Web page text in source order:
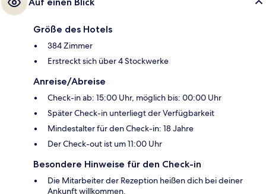
Größe des Hotels
384 Zimmer
Erstreckt sich über 4 Stockwerke
Anreise/Abreise
Check-in ab: 15:00 Uhr, möglich bis: 00:00 Uhr
Später Check-in unterliegt der Verfügbarkeit
Mindestalter für den Check-in: 18 Jahre
Der Check-out ist um 11:00 Uhr
Besondere Hinweise für den Check-in
Die Mitarbeiter der Rezeption heißen dich bei deiner
Ankunft willkommen.